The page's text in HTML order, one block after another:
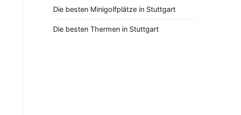
Die besten Minigolfplätze in Stuttgart
Die besten Thermen in Stuttgart